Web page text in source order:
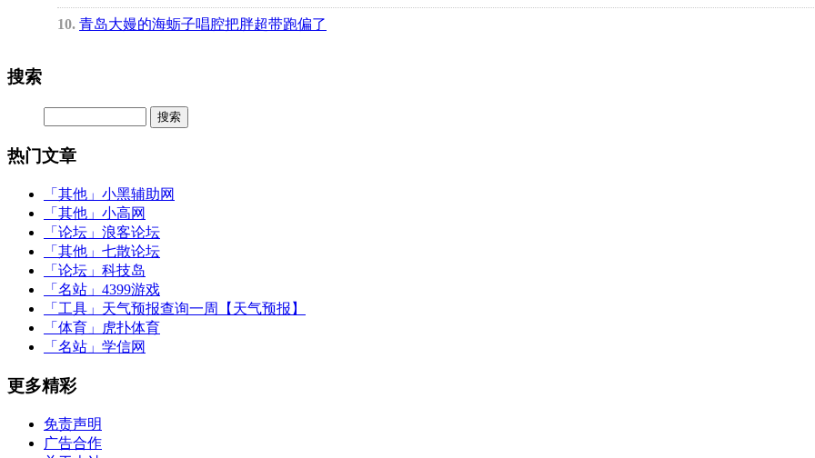
10 青岛大嫚的海蛎子唱腔把胖超带跑偏了
搜索
热门文章
「其他」 小黑辅助网
「其他」 小高网
「论坛」 浪客论坛
「其他」 七散论坛
「论坛」 科技岛
「名站」 4399游戏
「工具」 天气预报查询一周【天气预报】
「体育」
虎扑体育
「名站」 学信网
更多精彩
免责声明
广告合作